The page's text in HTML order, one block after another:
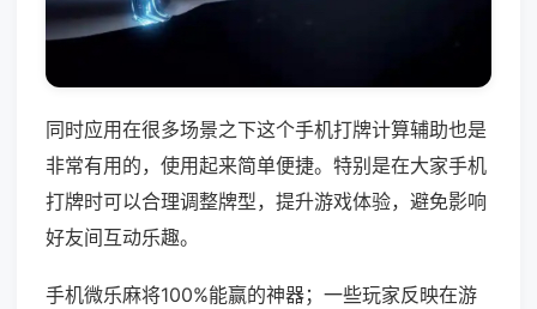
同时应用在很多场景之下这个手机打牌计算辅助也是
非常有用的，使用起来简单便捷。特别是在大家手机
打牌时可以合理调整牌型，提升游戏体验，避免影响
好友间互动乐趣。
手机微乐麻将100%能赢的神器；一些玩家反映在游